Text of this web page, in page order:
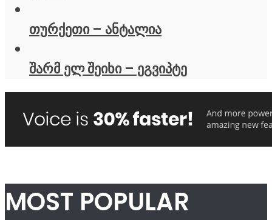
თურქეთი – ანტალია
შარმ ელ შეიხი – ეგვიპტე
MOST POPULAR